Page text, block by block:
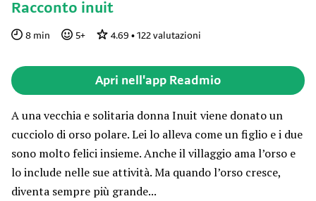
Racconto inuit
8 min 5+ 4.69 • 122 valutazioni
Apri nell'app Readmio
A una vecchia e solitaria donna Inuit viene donato un
cucciolo di orso polare. Lei lo alleva come un figlio e i due
sono molto felici insieme. Anche il villaggio ama l’orso e
lo include nelle sue attività. Ma quando l’orso cresce,
diventa sempre più grande...